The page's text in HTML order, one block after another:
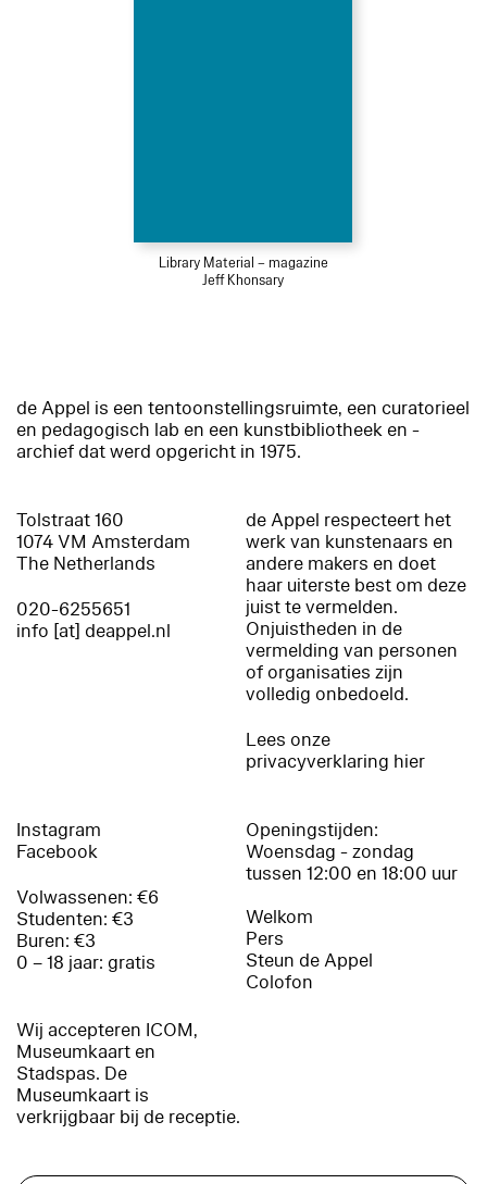
Library Material – magazine
Jeff Khonsary
de Appel is een tentoonstellingsruimte, een curatorieel
en pedagogisch lab en een kunstbibliotheek en -
archief dat werd opgericht in 1975.
Tolstraat 160
1074 VM Amsterdam
The Netherlands
020-6255651
info [at] deappel.nl
de Appel respecteert het
werk van kunstenaars en
andere makers en doet
haar uiterste best om deze
juist te vermelden.
Onjuistheden in de
vermelding van personen
of organisaties zijn
volledig onbedoeld.
Lees onze
privacyverklaring hier
Instagram
Facebook
Volwassenen: €6
Studenten: €3
Buren: €3
0 – 18 jaar: gratis
Wij accepteren ICOM,
Museumkaart en
Stadspas. De
Museumkaart is
verkrijgbaar bij de receptie.
Openingstijden:
Woensdag - zondag
tussen 12:00 en 18:00 uur
Welkom
Pers
Steun de Appel
Colofon